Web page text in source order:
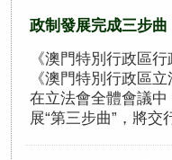
政制發展完成三步曲
《澳門特別行政區
《澳門特別行政區
在立法會全體會議
展“第三步曲”，將